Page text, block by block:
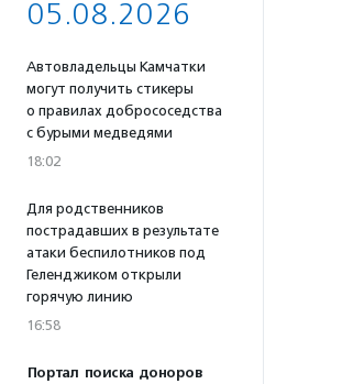
05.08.2026
Автовладельцы Камчатки
могут получить стикеры
о правилах добрососедства
с бурыми медведями
18:02
Для родственников
пострадавших в результате
атаки беспилотников под
Геленджиком открыли
горячую линию
16:58
Портал поиска доноров